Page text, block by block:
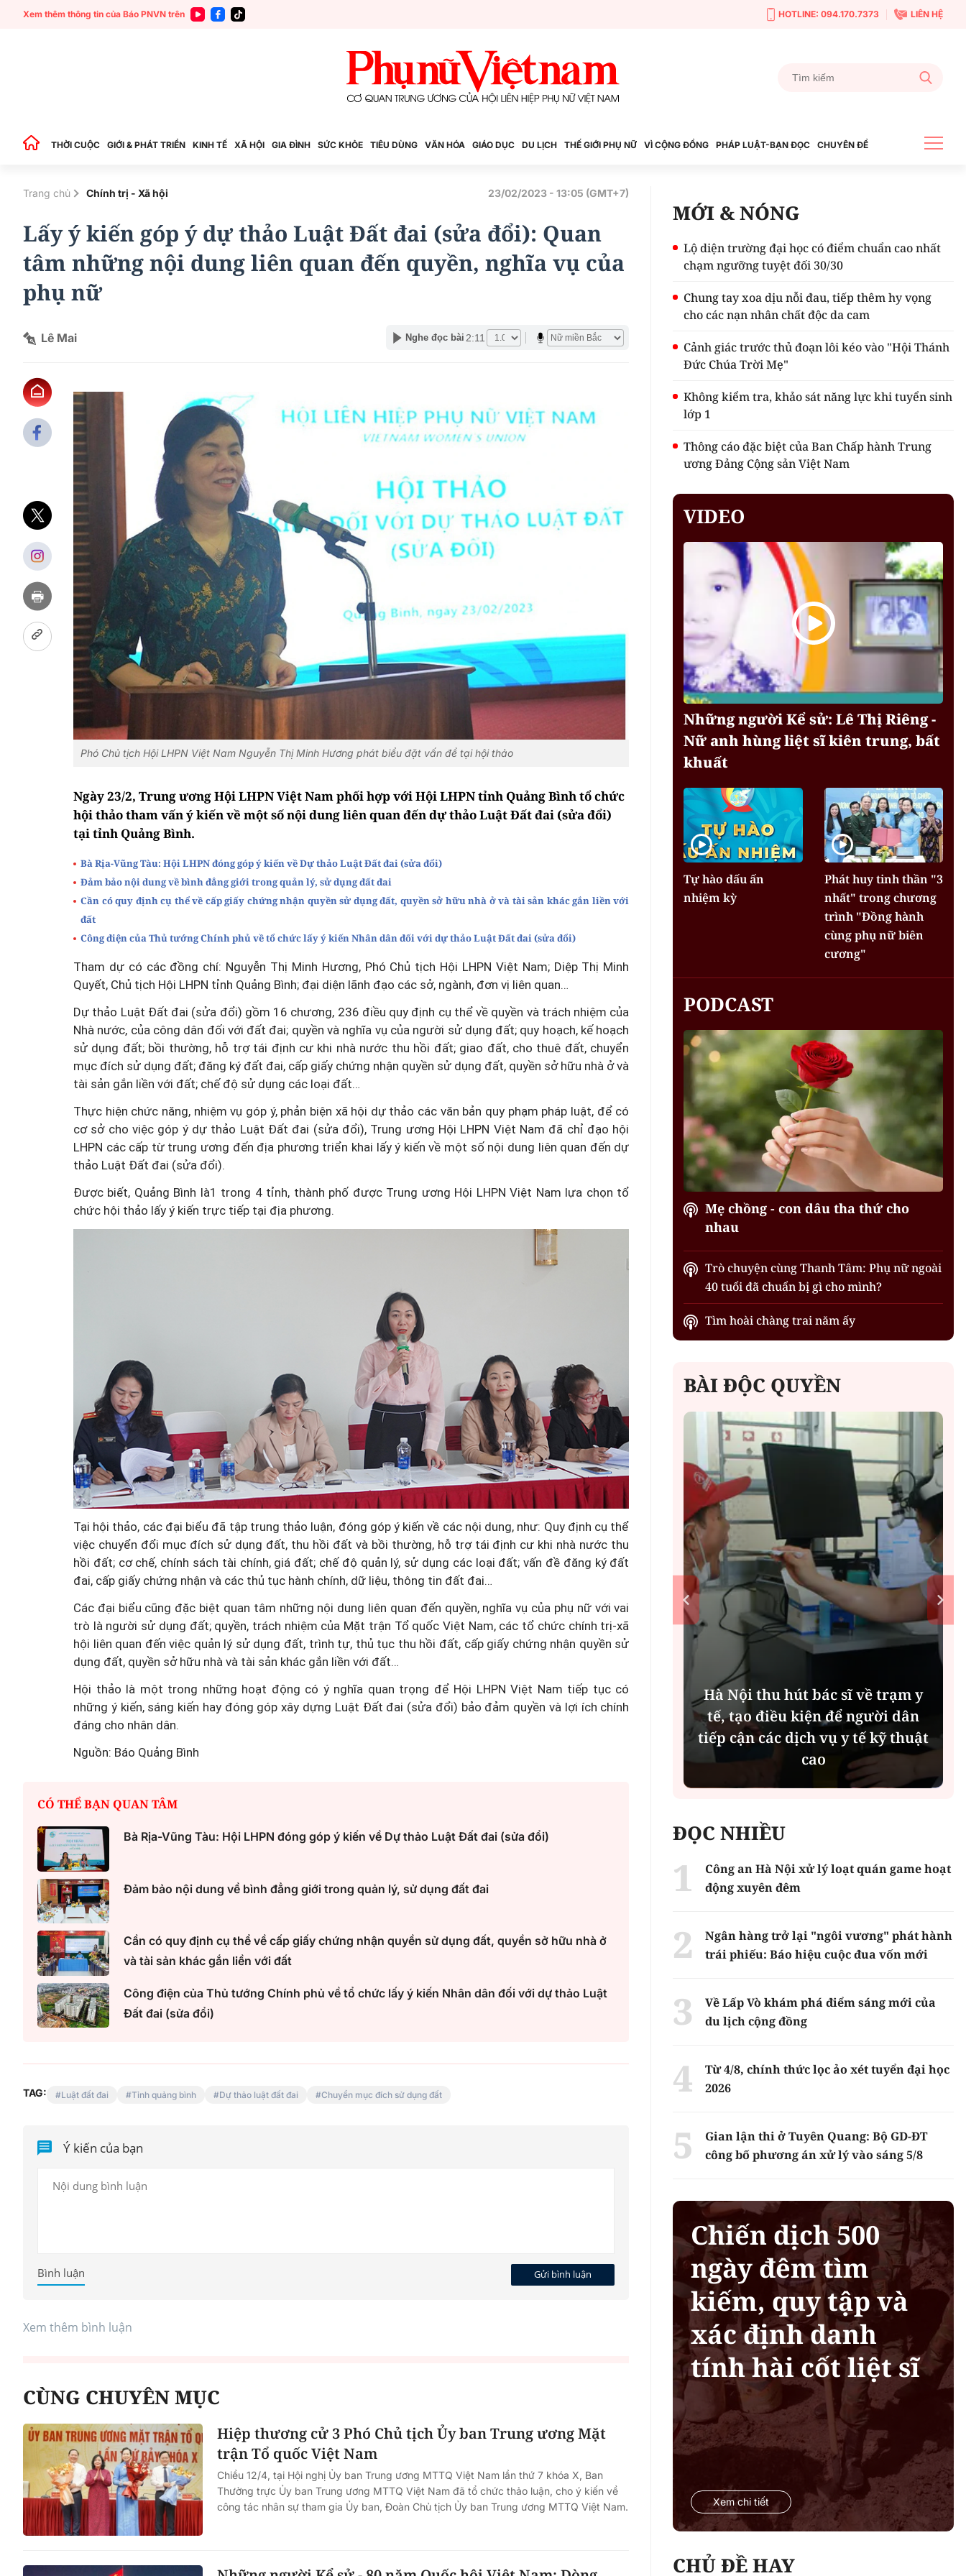
Xem thêm thông tin của Báo PNVN trên HOTLINE: 094.170.7373 LIÊN HỆ
THỜI CUỘC GIỚI & PHÁT TRIỂN KINH TẾ XÃ HỘI GIA ĐÌNH SỨC KHỎE TIÊU DÙNG VĂN HÓA GIÁO DỤC DU LỊCH THẾ GIỚI PHỤ NỮ VÌ CỘNG ĐỒNG PHÁP LUẬT-BẠN ĐỌC CHUYÊN ĐỀ
Trang chủ Chính trị - Xã hội 23/02/2023 - 13:05 (GMT+7)
Lấy ý kiến góp ý dự thảo Luật Đất đai (sửa đổi): Quan
tâm những nội dung liên quan đến quyền, nghĩa vụ của
phụ nữ
Lê Mai Nghe đọc bài 2:11
Phó Chủ tịch Hội LHPN Việt Nam Nguyễn Thị Minh Hương phát biểu đặt vấn đề tại hội thảo
Ngày 23/2, Trung ương Hội LHPN Việt Nam phối hợp với Hội LHPN tỉnh Quảng Bình tổ chức
hội thảo tham vấn ý kiến về một số nội dung liên quan đến dự thảo Luật Đất đai (sửa đổi)
tại tỉnh Quảng Bình.
Bà Rịa-Vũng Tàu: Hội LHPN đóng góp ý kiến về Dự thảo Luật Đất đai (sửa đổi)
Đảm bảo nội dung về bình đẳng giới trong quản lý, sử dụng đất đai
Cần có quy định cụ thể về cấp giấy chứng nhận quyền sử dụng đất, quyền sở hữu nhà ở và tài sản khác gắn liền với
đất
Công điện của Thủ tướng Chính phủ về tổ chức lấy ý kiến Nhân dân đối với dự thảo Luật Đất đai (sửa đổi)
Tham dự có các đồng chí: Nguyễn Thị Minh Hương, Phó Chủ tịch Hội LHPN Việt Nam; Diệp Thị Minh
Quyết, Chủ tịch Hội LHPN tỉnh Quảng Bình; đại diện lãnh đạo các sở, ngành, đơn vị liên quan…
Dự thảo Luật Đất đai (sửa đổi) gồm 16 chương, 236 điều quy định cụ thể về quyền và trách nhiệm của
Nhà nước, của công dân đối với đất đai; quyền và nghĩa vụ của người sử dụng đất; quy hoạch, kế hoạch
sử dụng đất; bồi thường, hỗ trợ tái định cư khi nhà nước thu hồi đất; giao đất, cho thuê đất, chuyển
mục đích sử dụng đất; đăng ký đất đai, cấp giấy chứng nhận quyền sử dụng đất, quyền sở hữu nhà ở và
tài sản gắn liền với đất; chế độ sử dụng các loại đất…
Thực hiện chức năng, nhiệm vụ góp ý, phản biện xã hội dự thảo các văn bản quy phạm pháp luật, để có
cơ sở cho việc góp ý dự thảo Luật Đất đai (sửa đổi), Trung ương Hội LHPN Việt Nam đã chỉ đạo hội
LHPN các cấp từ trung ương đến địa phương triển khai lấy ý kiến về một số nội dung liên quan đến dự
thảo Luật Đất đai (sửa đổi).
Được biết, Quảng Bình là1 trong 4 tỉnh, thành phố được Trung ương Hội LHPN Việt Nam lựa chọn tổ
chức hội thảo lấy ý kiến trực tiếp tại địa phương.
Tại hội thảo, các đại biểu đã tập trung thảo luận, đóng góp ý kiến về các nội dung, như: Quy định cụ thể
việc chuyển đổi mục đích sử dụng đất, thu hồi đất và bồi thường, hỗ trợ tái định cư khi nhà nước thu
hồi đất; cơ chế, chính sách tài chính, giá đất; chế độ quản lý, sử dụng các loại đất; vấn đề đăng ký đất
đai, cấp giấy chứng nhận và các thủ tục hành chính, dữ liệu, thông tin đất đai…
Các đại biểu cũng đặc biệt quan tâm những nội dung liên quan đến quyền, nghĩa vụ của phụ nữ với vai
trò là người sử dụng đất; quyền, trách nhiệm của Mặt trận Tổ quốc Việt Nam, các tổ chức chính trị-xã
hội liên quan đến việc quản lý sử dụng đất, trình tự, thủ tục thu hồi đất, cấp giấy chứng nhận quyền sử
dụng đất, quyền sở hữu nhà và tài sản khác gắn liền với đất…
Hội thảo là một trong những hoạt động có ý nghĩa quan trọng để Hội LHPN Việt Nam tiếp tục có
những ý kiến, sáng kiến hay đóng góp xây dựng Luật Đất đai (sửa đổi) bảo đảm quyền và lợi ích chính
đáng cho nhân dân.
Nguồn: Báo Quảng Bình
CÓ THỂ BẠN QUAN TÂM
Bà Rịa-Vũng Tàu: Hội LHPN đóng góp ý kiến về Dự thảo Luật Đất đai (sửa đổi)
Đảm bảo nội dung về bình đẳng giới trong quản lý, sử dụng đất đai
Cần có quy định cụ thể về cấp giấy chứng nhận quyền sử dụng đất, quyền sở hữu nhà ở
và tài sản khác gắn liền với đất
Công điện của Thủ tướng Chính phủ về tổ chức lấy ý kiến Nhân dân đối với dự thảo Luật
Đất đai (sửa đổi)
TAG: Luật đất đai Tỉnh quảng bình Dự thảo luật đất đai Chuyển mục đích sử dụng đất
Ý kiến của bạn
Gửi bình luận
Bình luận
Xem thêm bình luận
CÙNG CHUYÊN MỤC
Hiệp thương cử 3 Phó Chủ tịch Ủy ban Trung ương Mặt
trận Tổ quốc Việt Nam
Chiều 12/4, tại Hội nghị Ủy ban Trung ương MTTQ Việt Nam lần thứ 7 khóa X, Ban
Thường trực Ủy ban Trung ương MTTQ Việt Nam đã tổ chức thảo luận, cho ý kiến về
công tác nhân sự tham gia Ủy ban, Đoàn Chủ tịch Ủy ban Trung ương MTTQ Việt Nam.
MỚI & NÓNG
Lộ diện trường đại học có điểm chuẩn cao nhất
chạm ngưỡng tuyệt đối 30/30
Chung tay xoa dịu nỗi đau, tiếp thêm hy vọng
cho các nạn nhân chất độc da cam
Cảnh giác trước thủ đoạn lôi kéo vào "Hội Thánh
Đức Chúa Trời Mẹ"
Không kiểm tra, khảo sát năng lực khi tuyển sinh
lớp 1
Thông cáo đặc biệt của Ban Chấp hành Trung
ương Đảng Cộng sản Việt Nam
VIDEO
Những người Kể sử: Lê Thị Riêng -
Nữ anh hùng liệt sĩ kiên trung, bất
khuất
Tự hào dấu ấn
nhiệm kỳ
Phát huy tinh thần "3
nhất" trong chương
trình "Đồng hành
cùng phụ nữ biên
cương"
PODCAST
Mẹ chồng - con dâu tha thứ cho
nhau
Trò chuyện cùng Thanh Tâm: Phụ nữ ngoài
40 tuổi đã chuẩn bị gì cho mình?
Tìm hoài chàng trai năm ấy
BÀI ĐỘC QUYỀN
Thanh Tâm kể chuyện: Bố mẹ
trai làm con nuôi
Trò chuyện cùng Thanh Tâm: Phụ
Hà Nội thu hút bác sĩ về trạm y
tế, tạo điều kiện để người dân
tiếp cận các dịch vụ y tế kỹ thuật
cao
ĐỌC NHIỀU
Công an Hà Nội xử lý loạt quán game hoạt
động xuyên đêm
Ngân hàng trở lại "ngôi vương" phát hành
trái phiếu: Báo hiệu cuộc đua vốn mới
Về Lấp Vò khám phá điểm sáng mới của
du lịch cộng đồng
Từ 4/8, chính thức lọc ảo xét tuyển đại học
2026
Gian lận thi ở Tuyên Quang: Bộ GD-ĐT
công bố phương án xử lý vào sáng 5/8
Chiến dịch 500
ngày đêm tìm
kiếm, quy tập và
xác định danh
tính hài cốt liệt sĩ
Xem chi tiết
CHỦ ĐỀ HAY